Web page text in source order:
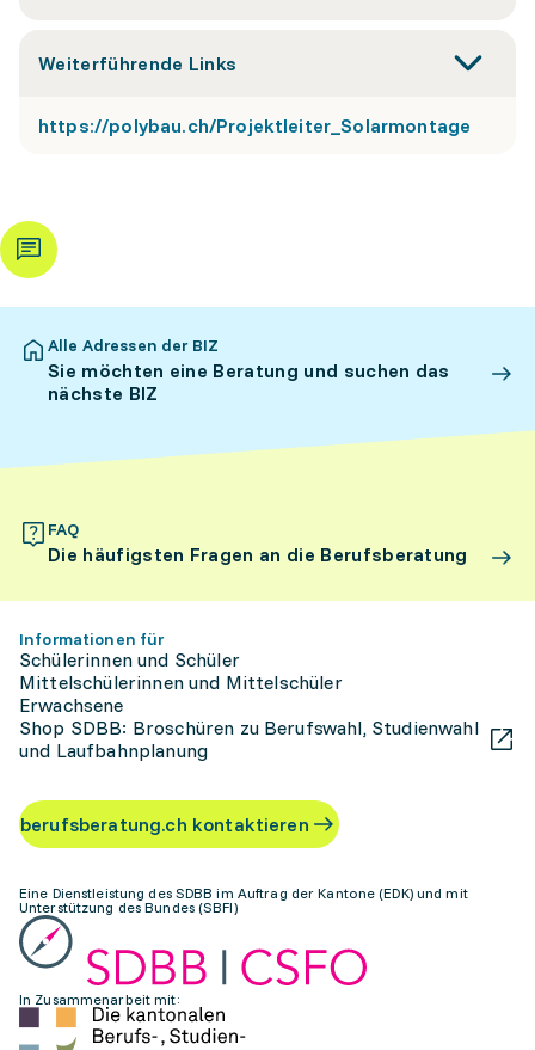
Weiterführende Links
https://polybau.ch/Projektleiter_Solarmontage
Alle Adressen der BIZ
Sie möchten eine Beratung und suchen das
nächste BIZ
FAQ
Die häufigsten Fragen an die Berufsberatung
Informationen für
Schülerinnen und Schüler
Mittelschülerinnen und Mittelschüler
Erwachsene
Shop SDBB: Broschüren zu Berufswahl, Studienwahl
und Laufbahnplanung
berufsberatung.ch kontaktieren
Eine Dienstleistung des SDBB im Auftrag der Kantone (EDK) und mit
Unterstützung des Bundes (SBFI)
In Zusammenarbeit mit: